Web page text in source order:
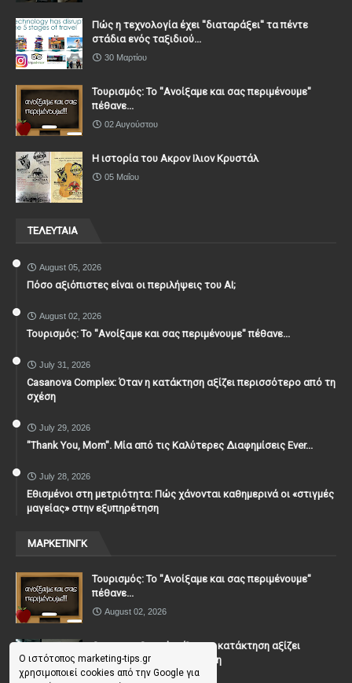
Ο ιστότοπος marketing-tips.gr
χρησιμοποιεί cookies από την Google για
Πώς η τεχνολογία έχει ''διαταράξει'' τα πέντε
στάδια ενός ταξιδιού...
30 Μαρτίου
Τουρισμός: Το "Ανοίξαμε και σας περιμένουμε"
πέθανε...
02 Αυγούστου
Η ιστορία του Ακρον Ιλιον Κρυστάλ
05 Μαΐου
ΤΕΛΕΥΤΑΙΑ
August 05, 2026
Πόσο αξιόπιστες είναι οι περιλήψεις του ΑΙ;
August 02, 2026
Τουρισμός: Το "Ανοίξαμε και σας περιμένουμε" πέθανε...
July 31, 2026
Casanova Complex: Όταν η κατάκτηση αξίζει περισσότερο από τη
σχέση
July 29, 2026
"Thank You, Mοm". Μία από τις Καλύτερες Διαφημίσεις Ever...
July 28, 2026
Εθισμένοι στη μετριότητα: Πώς χάνονται καθημερινά οι «στιγμές
μαγείας» στην εξυπηρέτηση
ΜΑΡΚΕΤΙΝΓΚ
Τουρισμός: Το "Ανοίξαμε και σας περιμένουμε"
πέθανε...
August 02, 2026
Casanova Complex: Όταν η κατάκτηση αξίζει
περισσότερο από τη σχέση
July 31, 2026